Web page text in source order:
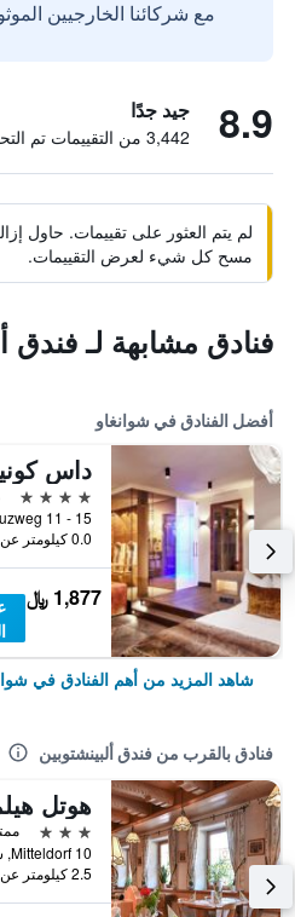
مع شركائنا الخارجيين
8.9 جيد جدًا
3,442 من التقييمات تم التحقق منها
لم يتم العثور على تقييمات. حاول
مسح كل شيء لعرض التقييمات.
فنادق مشابهة لـ فندق
أفضل الفنادق في شوانغاو
4 نجوم
0.0 كيلومتر عن وسط المدينة
1,877 ﷼
شاهد المزيد من أهم الفنادق في
فنادق بالقرب من فندق ألبينشتوبين
هوتل
3 نجوم
2.5 كيلومتر عن وسط المدينة